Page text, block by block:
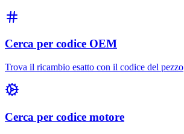
Cerca per codice OEM
Trova il ricambio esatto con il codice del pezzo
Cerca per codice motore